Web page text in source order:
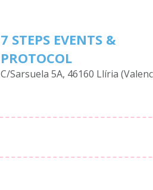
7 STEPS EVENTS &
PROTOCOL
C/Sarsuela 5A, 46160 Llíria